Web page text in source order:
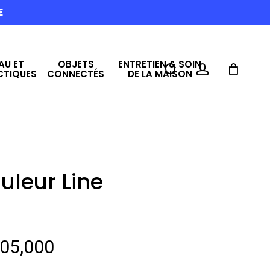
ET OBJETS
CONNECTÉS
ENTRETIEN & SOIN
DE LA MAISONsearchaccount
Line
Le